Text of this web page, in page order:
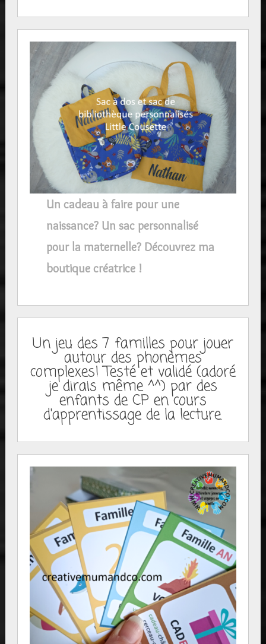
Un cadeau à faire pour une
naissance? Un sac personnalisé
pour la maternelle? Découvrez ma
boutique créatrice !
Un jeu des 7 familles pour jouer
autour des phonèmes
complexes! Testé et validé (adoré
je dirais même ^^) par des
enfants de CP en cours
d'apprentissage de la lecture.